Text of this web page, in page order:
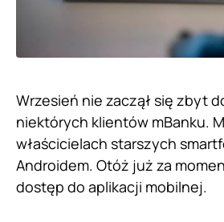
Wrzesień nie zaczął się zbyt
niektórych klientów mBanku.
właścicielach starszych
Androidem. Otóż już za
dostęp do aplikacji mobilnej.